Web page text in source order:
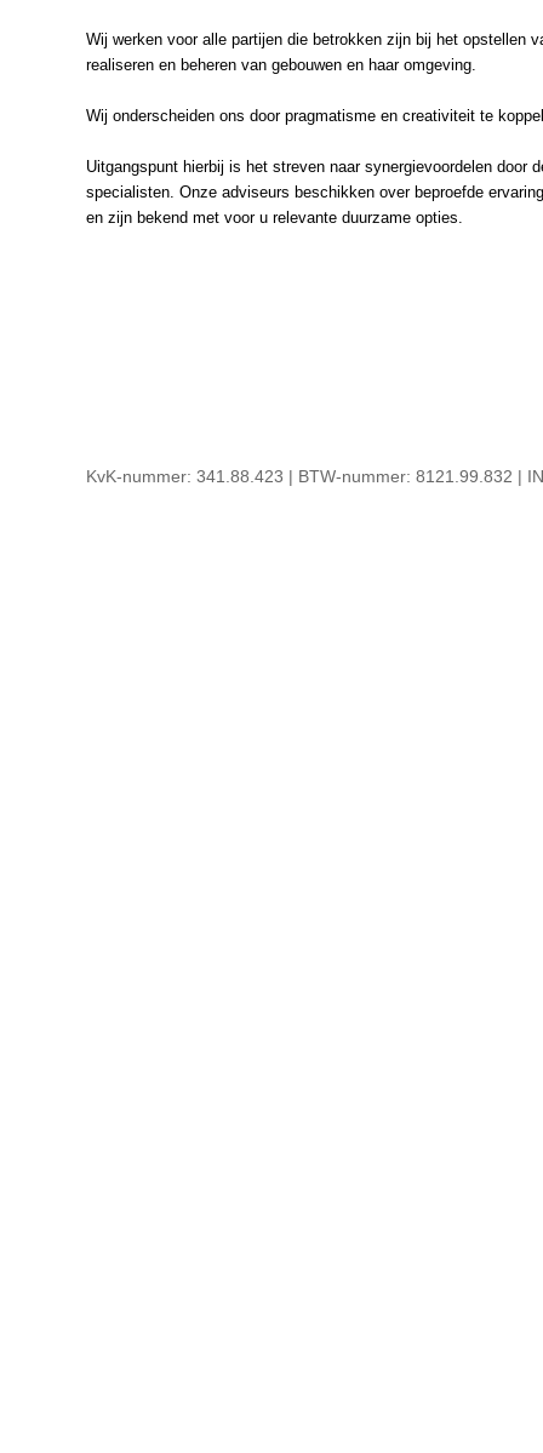
Wij werken voor alle partijen die betrokken zijn bij het opstellen
realiseren en beheren van gebouwen en haar omgeving.
Wij onderscheiden ons door pragmatisme en creativiteit te
Uitgangspunt hierbij is het streven naar synergievoordelen door
specialisten. Onze adviseurs beschikken over beproefde
en zijn bekend met voor u relevante duurzame opties.
KvK-nummer: 341.88.423 | BTW-nummer: 8121.99.832 |